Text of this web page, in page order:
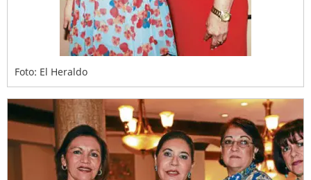
Foto: El Heraldo